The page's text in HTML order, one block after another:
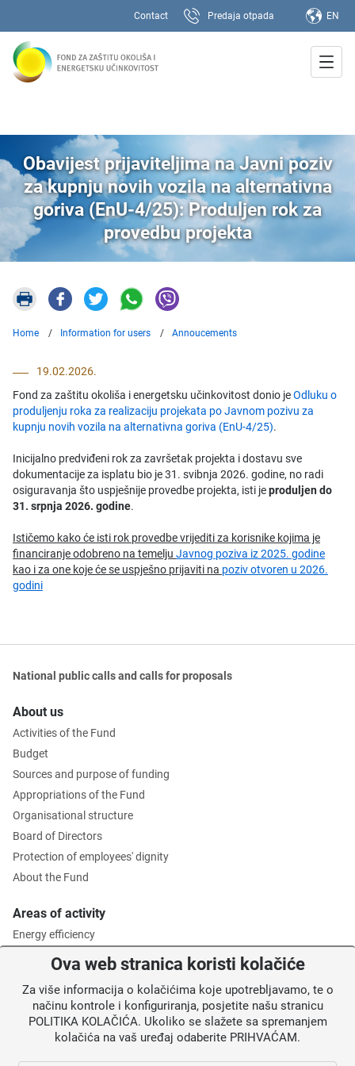
Contact Predaja otpada EN
Obavijest prijaviteljima na Javni poziv
za kupnju novih vozila na alternativna
goriva (EnU-4/25): Produljen rok za
provedbu projekta
Home Information for users Annoucements
19.02.2026.
Fond za zaštitu okoliša i energetsku učinkovitost donio jeOdluku o
produljenju roka za realizaciju projekata po Javnom pozivu za
kupnju novih vozila na alternativna goriva (EnU-4/25).
Inicijalno predviđeni rok za završetak projekta i dostavu sve
dokumentacije za isplatu bio je 31. svibnja 2026. godine, no radi
osiguravanja što uspješnije provedbe projekta, isti jeproduljen do
31. srpnja 2026. godine.
Ističemo kako će isti rok provedbe vrijediti za korisnike kojima je
financiranje odobreno na temelju Javnog poziva iz 2025. godine
kao i za one koje će se uspješno prijaviti na poziv otvoren u 2026.
godini
National public calls and calls for proposals
About us
Activities of the Fund
Budget
Sources and purpose of funding
Appropriations of the Fund
Organisational structure
Board of Directors
Protection of employees' dignity
About the Fund
Areas of activity
Energy efficiency
Environmental protection
Intermediate Body level 2
Information for users
Ova web stranica koristi kolačiće
Za više informacija o kolačićima koje upotrebljavamo, te o
načinu kontrole i konfiguriranja, posjetite našu stranicu
POLITIKA KOLAČIĆA. Ukoliko se slažete sa spremanjem
kolačića na vaš uređaj odaberite PRIHVAĆAM.